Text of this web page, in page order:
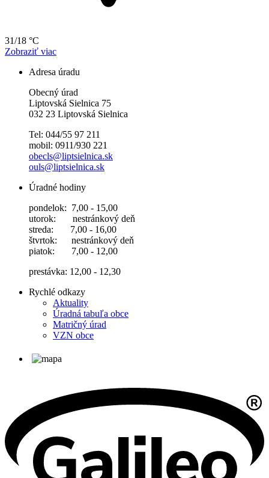
31/18 °C
Zobraziť viac
Adresa úradu
Obecný úrad
Liptovská Sielnica 75
032 23 Liptovská Sielnica
Tel: 044/55 97 211
mobil: 0911/930 221
obecls@liptsielnica.sk
ouls@liptsielnica.sk
Úradné hodiny
pondelok: 7,00 - 15,00
utorok: nestránkový deň
streda: 7,00 - 16,00
štvrtok: nestránkový deň
piatok: 7,00 - 12,00
prestávka: 12,00 - 12,30
Rychlé odkazy
Aktuality
Úradná tabuľa obce
Matričný úrad
VZN obce